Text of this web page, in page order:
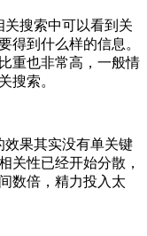
搜索中可以看到关
得到什么样的信息。
重也非常高，一般情
搜索。
果其实没有单关键
关性已经开始分散，
数倍，精力投入太